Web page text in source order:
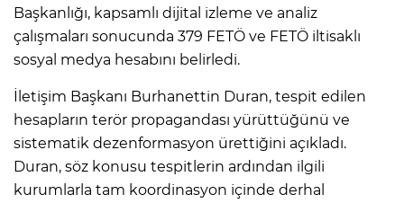
Başkanlığı, kapsamlı dijital izleme ve analiz
çalışmaları sonucunda 379 FETÖ ve FETÖ iltisaklı
sosyal medya hesabını belirledi.
İletişim Başkanı Burhanettin Duran, tespit edilen
hesapların terör propagandası yürüttüğünü ve
sistematik dezenformasyon ürettiğini açıkladı.
Duran, söz konusu tespitlerin ardından ilgili
kurumlarla tam koordinasyon içinde derhal